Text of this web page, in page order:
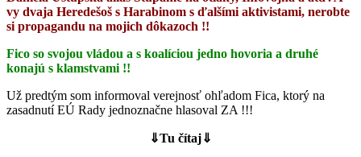
vy dvaja Heredešoš s Harabinom s ďalšími aktivistami, nerobte
si propagandu na mojich dôkazoch !!
Fico so svojou vládou a s koalíciou jedno hovoria a druhé
konajú s klamstvami !!
Už predtým som informoval verejnosť ohľadom Fica, ktorý na
zasadnutí EÚ Rady jednoznačne hlasoval ZA !!!
⇓Tu čítaj⇓